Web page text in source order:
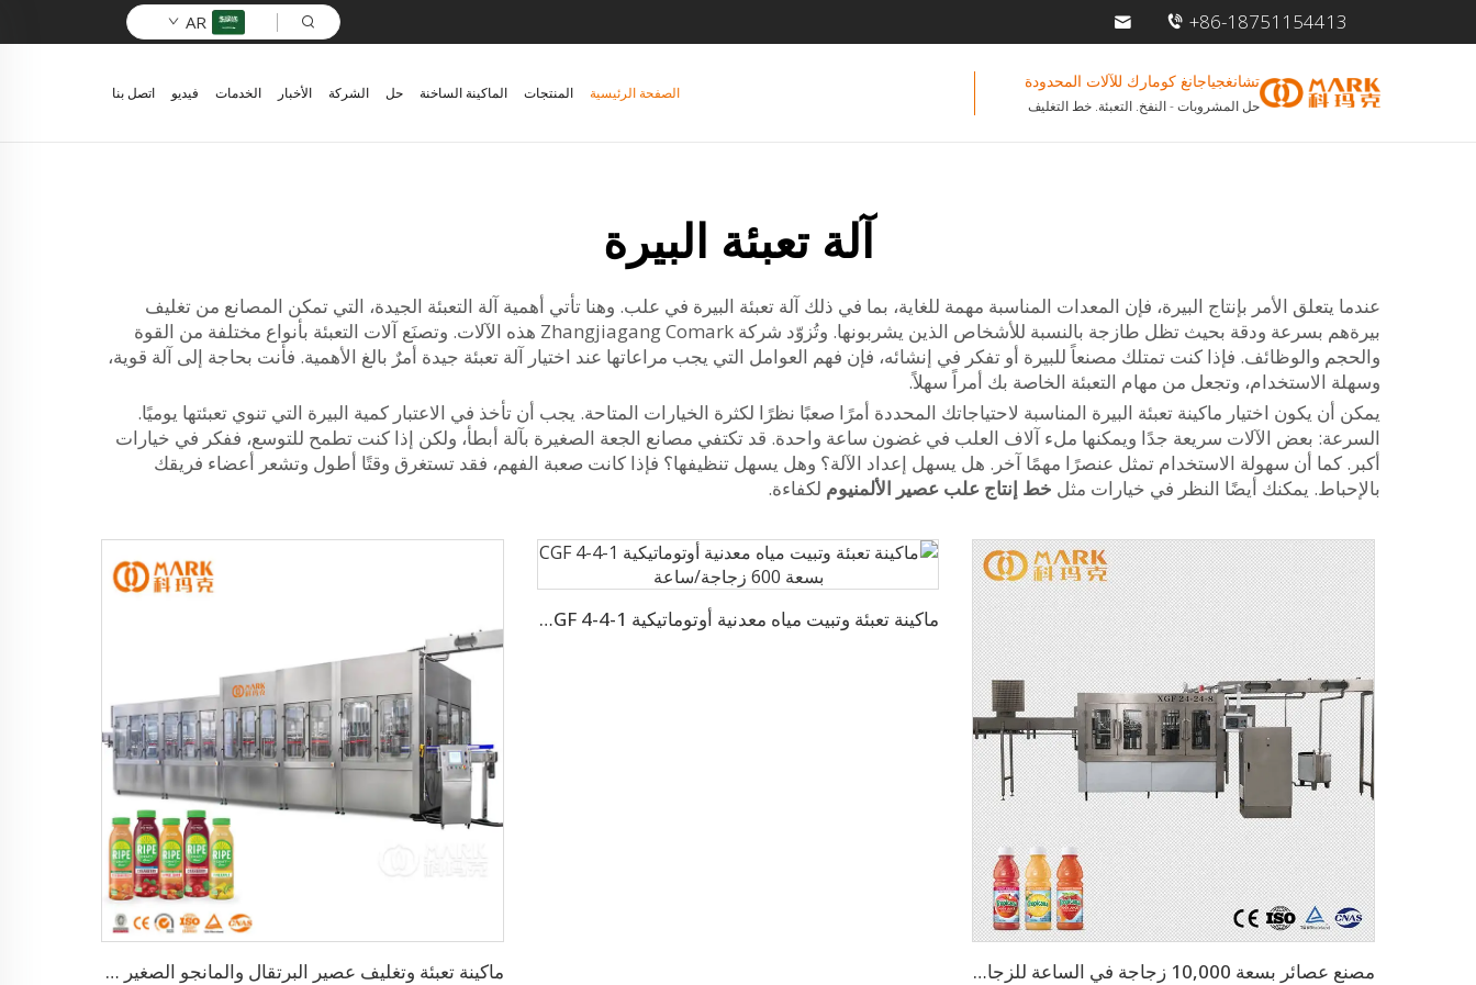
+86-18751154413
AR
تشانغجياجانغ كومارك للآلات المحدودة
حل المشروبات - النفخ. التعبئة. خط التغليف
الصفحة الرئيسية المنتجات الماكينة الساخنة حل الشركة الأخبار الخدمات فيديو اتصل بنا
آلة تعبئة البيرة
عندما يتعلق الأمر بإنتاج البيرة، فإن المعدات المناسبة مهمة للغاية، بما في ذلك آلة تعبئة البيرة في علب. وهنا تأتي أهمية آلة التعبئة الجيدة، التي تمكن المصانع من تغليف
بيرةهم بسرعة ودقة بحيث تظل طازجة بالنسبة للأشخاص الذين يشربونها. وتُزوّد شركة Zhangjiagang Comark هذه الآلات. وتصنَع آلات التعبئة بأنواع مختلفة من القوة
والحجم والوظائف. فإذا كنت تمتلك مصنعاً للبيرة أو تفكر في إنشائه، فإن فهم العوامل التي يجب مراعاتها عند اختيار آلة تعبئة جيدة أمرٌ بالغ الأهمية. فأنت بحاجة إلى آلة قوية،
وسهلة الاستخدام، وتجعل من مهام التعبئة الخاصة بك أمراً سهلاً.
يمكن أن يكون اختيار ماكينة تعبئة البيرة المناسبة لاحتياجاتك المحددة أمرًا صعبًا نظرًا لكثرة الخيارات المتاحة. يجب أن تأخذ في الاعتبار كمية البيرة التي تنوي تعبئتها يوميًا.
السرعة: بعض الآلات سريعة جدًا ويمكنها ملء آلاف العلب في غضون ساعة واحدة. قد تكتفي مصانع الجعة الصغيرة بآلة أبطأ، ولكن إذا كنت تطمح للتوسع، ففكر في خيارات
أكبر. كما أن سهولة الاستخدام تمثل عنصرًا مهمًا آخر. هل يسهل إعداد الآلة؟ وهل يسهل تنظيفها؟ فإذا كانت صعبة الفهم، فقد تستغرق وقتًا أطول وتشعر أعضاء فريقك
بالإحباط. يمكنك أيضًا النظر في خيارات مثل خط إنتاج علب عصير الألمنيوم لكفاءة.
مصنع عصائر بسعة 10,000 زجاجة في الساعة للزجاجات سعة 500 مل، آلة مصنع العصير
ماكينة تعبئة وتبيت مياه معدنية أوتوماتيكية CGF 4-4-1 بسعة 600 زجاجة/ساعة
ماكينة تعبئة وتغليف عصير البرتقال والمانجو الصغير بالحرارة